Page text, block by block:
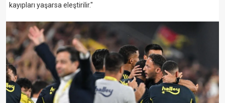
kayıpları yaşarsa eleştirilir."